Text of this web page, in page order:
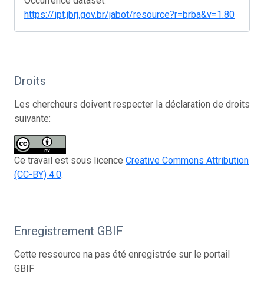
https://ipt.jbrj.gov.br/jabot/resource?r=brba&v=1.80
Droits
Les chercheurs doivent respecter la déclaration de droits
suivante:
Ce travail est sous licence Creative Commons Attribution
(CC-BY) 4.0.
Enregistrement GBIF
Cette ressource na pas été enregistrée sur le portail
GBIF